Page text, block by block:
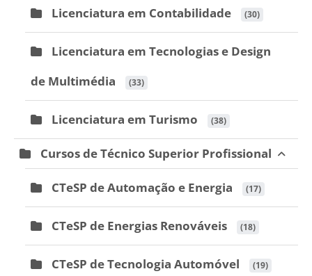
Licenciatura em Contabilidade (30)
Licenciatura em Tecnologias e Design
de Multimédia
(33)
Licenciatura em Turismo (38)
Cursos de Técnico Superior Profissional
CTeSP de Automação e Energia (17)
CTeSP de Energias Renováveis (18)
CTeSP de Tecnologia Automóvel (19)